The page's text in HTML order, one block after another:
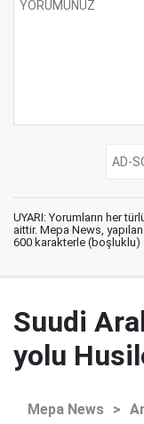
UYARI: Yorumların her
aittir. Mepa News,
600 karakterle (boşluklu)
Suudi
yolu
Mepa News >